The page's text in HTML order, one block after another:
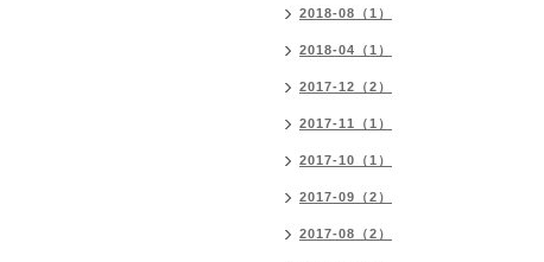
2018-08（1）
2018-04（1）
2017-12（2）
2017-11（1）
2017-10（1）
2017-09（2）
2017-08（2）